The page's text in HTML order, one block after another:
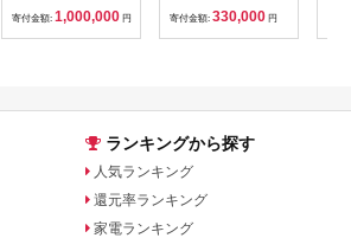
ゴルフクラブ ダンロ
ップ ゼクシオ スリク
ソン クリーブランド
ハイブリッド ウエッ
寄付金額: 1,000,000 円 寄付金額: 330,000 円
ランキングから探す
人気ランキング
還元率ランキング
家電ランキング